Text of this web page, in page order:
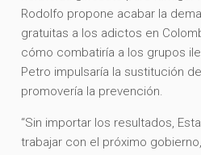
Rodolfo propone acabar la
gratuitas a los adictos en
cómo combatiría a los grupos
Petro impulsaría la sustitución
promovería la prevención.
“Sin importar los resultados,
trabajar con el próximo